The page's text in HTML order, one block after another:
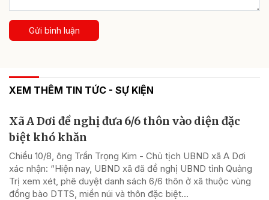
Gửi bình luận
XEM THÊM TIN TỨC - SỰ KIỆN
Xã A Dơi đề nghị đưa 6/6 thôn vào diện đặc
biệt khó khăn
Chiều 10/8, ông Trần Trọng Kim - Chủ tịch UBND xã A Dơi
xác nhận: “Hiện nay, UBND xã đã đề nghị UBND tỉnh Quảng
Trị xem xét, phê duyệt danh sách 6/6 thôn ở xã thuộc vùng
đồng bào DTTS, miền núi và thôn đặc biệt...